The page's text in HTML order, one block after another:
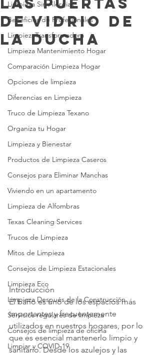
Limpieza Sin Alergias
Beneficios de Profesionales
LimpiezaTransformadora
Limpieza Mantenimiento Hogar
Comparación Limpieza Hogar
Opciones de limpieza
Diferencias en Limpieza
Truco de Limpieza Texano
Organiza tu Hogar
Limpieza y Bienestar
Productos de Limpieza Caseros
Consejos para Eliminar Manchas
Viviendo en un apartamento
Limpieza de Alfombras
Texas Cleaning Services
Trucos de Limpieza
Mitos de Limpieza
Consejos de Limpieza Estacionales
Limpieza Eco
Limpieza Después de la Construcción
Servicios regulares de limpieza
Consejos de limpieza de oficina
Limpiar y COVID-19
de Vidrio de
la Ducha
Introducción
El baño es uno de los espacios más
importantes y frecuentemente
utilizados en nuestros hogares, por lo
que es esencial mantenerlo limpio y
sanitario. Desde los azulejos y las